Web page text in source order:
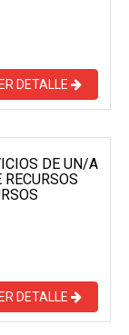
DETALLE
DE UN/A
DETALLE